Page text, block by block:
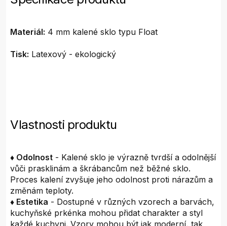
Materiál: 4 mm kalené sklo typu Float
Tisk: Latexový - ekologický
Vlastnosti produktu
♦ Odolnost - Kalené sklo je výrazně tvrdší a odolnější
vůči prasklinám a škrábancům než běžné sklo.
Proces kalení zvyšuje jeho odolnost proti nárazům a
změnám teploty.
♦ Estetika - Dostupné v různých vzorech a barvách,
kuchyňské prkénka mohou přidat charakter a styl